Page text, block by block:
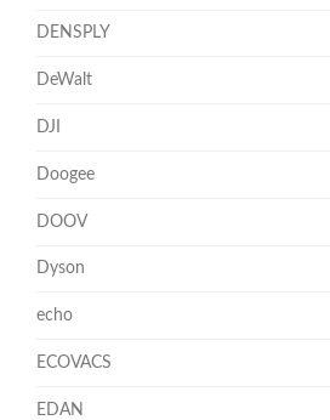
DENSPLY
DeWalt
DJI
Doogee
DOOV
Dyson
echo
ECOVACS
EDAN